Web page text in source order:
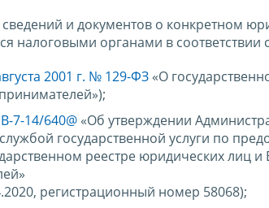
и документов о конкретном
налоговыми органами в соответствии
2001 г. № 129-ФЗ «О
7-14/640@ «Об утверждении
государственной услуги по
реестре юридических лиц и
регистрационный номер 58068);